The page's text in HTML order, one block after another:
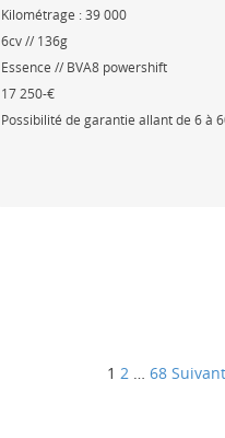
Kilométrage : 39 000
6cv // 136g
Essence // BVA8 powershift
17 250-€
Possibilité de garantie allant de 6 à
1 2 … 68